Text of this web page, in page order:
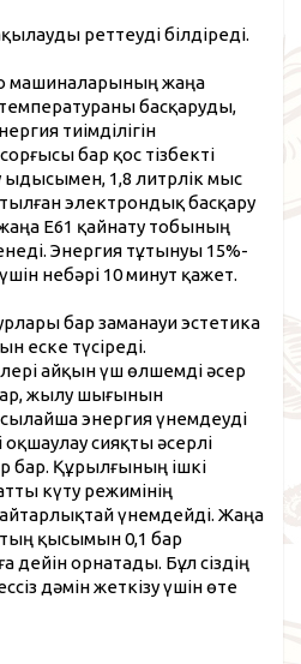
реттеуді білдіреді.
машиналарының жаңа
басқаруды,
тиімділігін
бар қос тізбекті
ыдысымен, 1,8 литрлік мыс
электрондық басқару
E61 қайнату тобының
Энергия тұтынуы 15%-
небәрі 10 минут қажет.
бар заманауи эстетика
еске түсіреді.
айқын үш өлшемді әсер
жылу шығынын
энергия үнемдеуді
оқшаулау сияқты әсерлі
бар. Құрылғының ішкі
күту режимінің
үнемдейді. Жаңа
қысымын 0,1 бар
дейін орнатады. Бұл сіздің
дәмін жеткізу үшін өте